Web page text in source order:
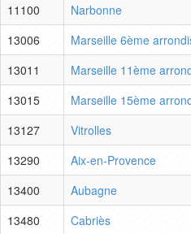
11100
Narbonne
13006
Marseille 6ème
13011
Marseille 11ème
13015
Marseille 15ème
13127
Vitrolles
13290
Aix-en-Provence
13400
Aubagne
13480
Cabriès